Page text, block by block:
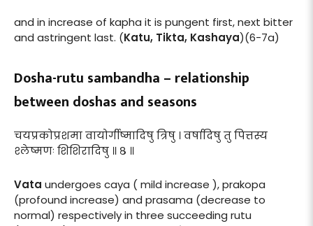
and in increase of kapha it is pungent first, next bitter
and astringent last. (Katu, Tikta, Kashaya)(6-7a)
Dosha-rutu sambandha – relationship
between doshas and seasons
चयप्रकोप्रशमा वायोर्गीष्मादिषु त्रिषु । वर्षादिषु तु पित्तस्य
श्लेष्मणः शिशिरादिषु ॥ ८ ॥
Vata undergoes caya ( mild increase ), prakopa
(profound increase) and prasama (decrease to
normal) respectively in three succeeding rutu